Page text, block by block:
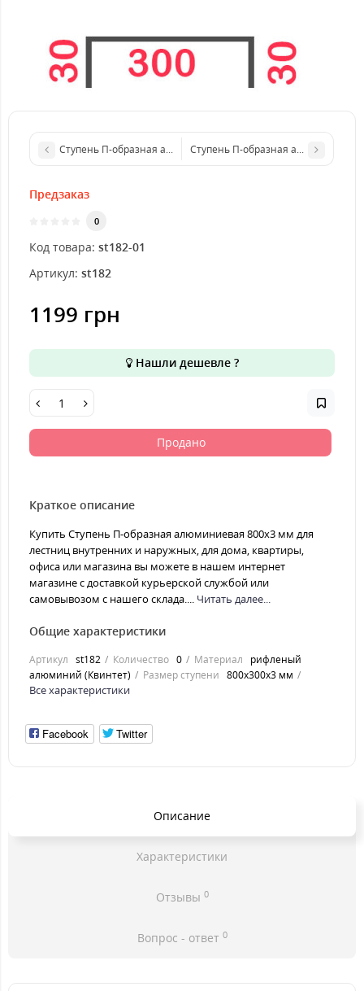
Ступень П-образная алюминиевая 600x4 ммСтупень П-образная алюминиевая
Предзаказ
0
Код товара: st182-01
Артикул: st182
1199 грн
Нашли дешевле ?
Продано
Краткое описание
Купить Ступень П-образная алюминиевая 800x3 мм для
лестниц внутренних и наружных, для дома, квартиры,
офиса или магазина вы можете в нашем интернет
магазине с доставкой курьерской службой или
самовывозом с нашего склада.... Читать далее...
Общие характеристики
Артикул st182 Количество 0 Материал
рифленый
алюминий (Квинтет)
Размер ступени 800x300x3 мм
Все характеристики
Facebook Twitter
Описание
Характеристики
Отзывы 0
Вопрос - ответ 0